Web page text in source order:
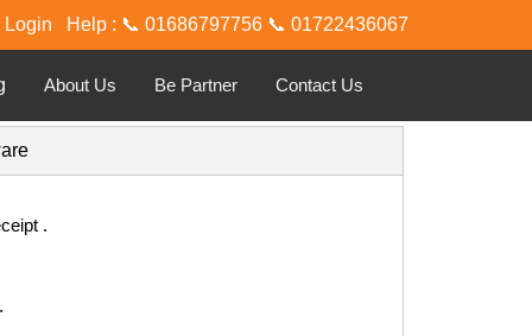
Login Help : 📞 01686797756 📞 01722436067
About Us Be Partner Contact Us
.